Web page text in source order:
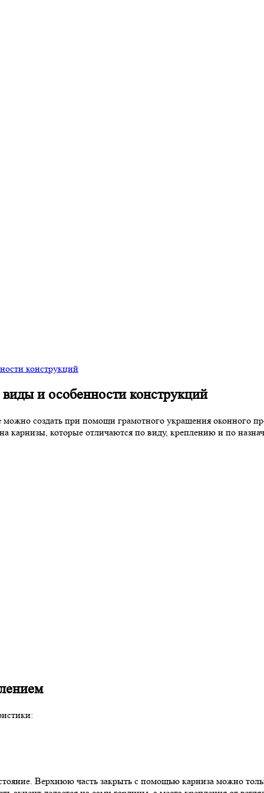
конструкций
и особенности конструкций
создать при помощи грамотного украшения оконного
карнизы, которые отличаются по виду, креплению и по
Верхнюю часть закрыть с помощью карниза можно